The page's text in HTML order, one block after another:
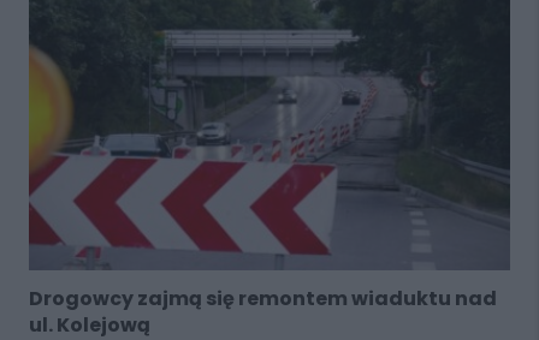
Drogowcy zajmą się remontem wiaduktu nad
ul. Kolejową